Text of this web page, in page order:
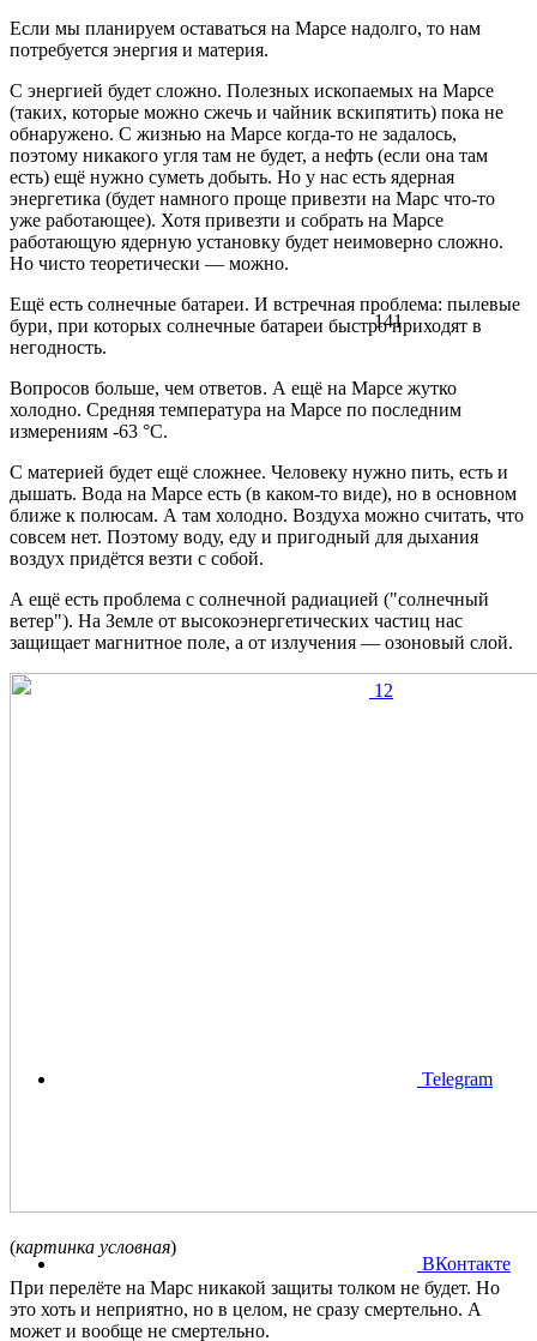
Если мы планируем оставаться на Марсе надолго, то нам
потребуется энергия и материя.
С энергией будет сложно. Полезных ископаемых на Марсе
(таких, которые можно сжечь и чайник вскипятить) пока не
обнаружено. С жизнью на Марсе когда-то не задалось,
поэтому никакого угля там не будет, а нефть (если она там
есть) ещё нужно суметь добыть. Но у нас есть ядерная
энергетика (будет намного проще привезти на Марс что-то
уже работающее). Хотя привезти и собрать на Марсе
работающую ядерную установку будет неимоверно сложно.
Но чисто теоретически — можно.
Ещё есть солнечные батареи. И встречная проблема: пылевые
бури, при которых солнечные батареи быстро приходят в
негодность.
Вопросов больше, чем ответов. А ещё на Марсе жутко
холодно. Средняя температура на Марсе по последним
измерениям -63 °C.
С материей будет ещё сложнее. Человеку нужно пить, есть и
дышать. Вода на Марсе есть (в каком-то виде), но в основном
ближе к полюсам. А там холодно. Воздуха можно считать, что
совсем нет. Поэтому воду, еду и пригодный для дыхания
воздух придётся везти с собой.
А ещё есть проблема с солнечной радиацией ("солнечный
ветер"). На Земле от высокоэнергетических частиц нас
защищает магнитное поле, а от излучения — озоновый слой.
(картинка условная)
При перелёте на Марс никакой защиты толком не будет. Но
это хоть и неприятно, но в целом, не сразу смертельно. А
может и вообще не смертельно.
141
12
Telegram
ВКонтакте